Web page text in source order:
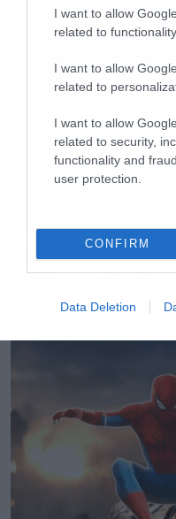
I want to allow
related to
I want to allow
related to
I want to allow
related to security,
functionality and
user protection.
CONFIRM
Data Deletion
Ο Glenn
από τις